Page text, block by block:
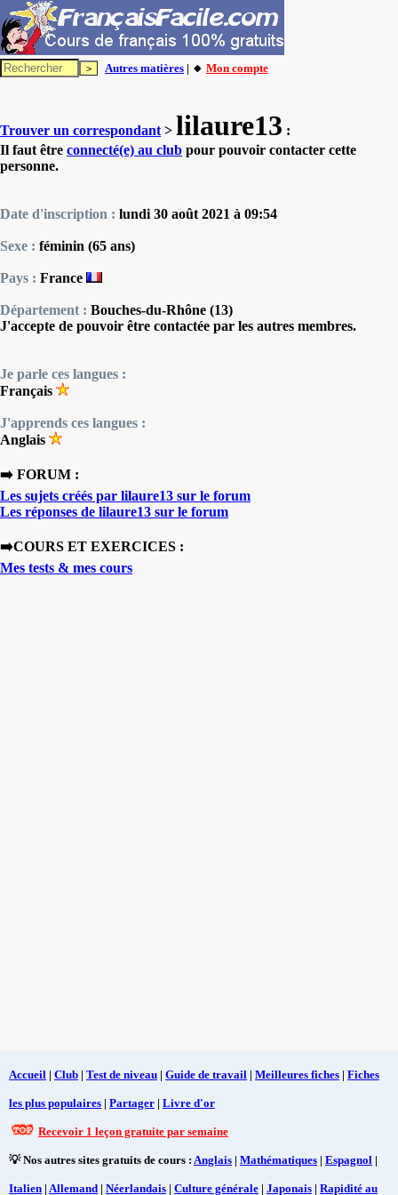
Autres matières | 🔸 Mon compte
Trouver un correspondant > lilaure13 :
Il faut être connecté(e) au club pour pouvoir contacter cette
personne.
Date d'inscription : lundi 30 août 2021 à 09:54
Sexe : féminin (65 ans)
Pays : France
Département : Bouches-du-Rhône (13)
J'accepte de pouvoir être contactée par les autres membres.
Je parle ces langues :
Français
J'apprends ces langues :
Anglais
➡️ FORUM :
Les sujets créés par lilaure13 sur le forum
Les réponses de lilaure13 sur le forum
➡️COURS ET EXERCICES :
Mes tests & mes cours
Accueil | Club | Test de niveau | Guide de travail | Meilleures fiches | Fiches
les plus populaires | Partager | Livre d'or
Recevoir 1 leçon gratuite par semaine
💡 Nos autres sites gratuits de cours : Anglais | Mathématiques | Espagnol |
Italien | Allemand | Néerlandais | Culture générale | Japonais | Rapidité au